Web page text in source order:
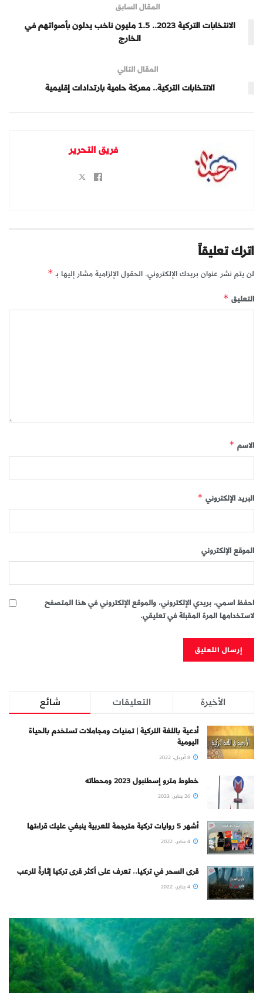
المقال السابق
الانتخابات التركية 2023.. 1.5 مليون ناخب يدلون بأصواتهم في
الخارج
المقال التالي
الانتخابات التركية.. معركة حامية بارتدادات إقليمية
فريق التحرير
اترك تعليقاً
لن يتم نشر عنوان بريدك الإلكتروني. الحقول الإلزامية مشار إليها بـ *
التعليق *
الاسم *
البريد الإلكتروني *
الموقع الإلكتروني
احفظ اسمي، بريدي الإلكتروني، والموقع الإلكتروني في هذا المتصفح
لاستخدامها المرة المقبلة في تعليقي.
شائع التعليقات الأخيرة
أدعية باللغة التركية | تمنيات ومجاملات تستخدم بالحياة
اليومية
خطوط مترو إسطنبول 2023 ومحطاته
أشهر 5 روايات تركية مترجمة للعربية ينبغي عليك قراءتها
قرى السحر في تركيا.. تعرف على أكثر قرى تركيا إثارةً للرعب